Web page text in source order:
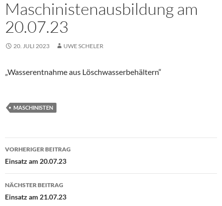
Maschinistenausbildung am
20.07.23
20. JULI 2023 UWE SCHELER
„Wasserentnahme aus Löschwasserbehältern“
MASCHINISTEN
Beitragsnavigation
VORHERIGER BEITRAG
Einsatz am 20.07.23
NÄCHSTER BEITRAG
Einsatz am 21.07.23